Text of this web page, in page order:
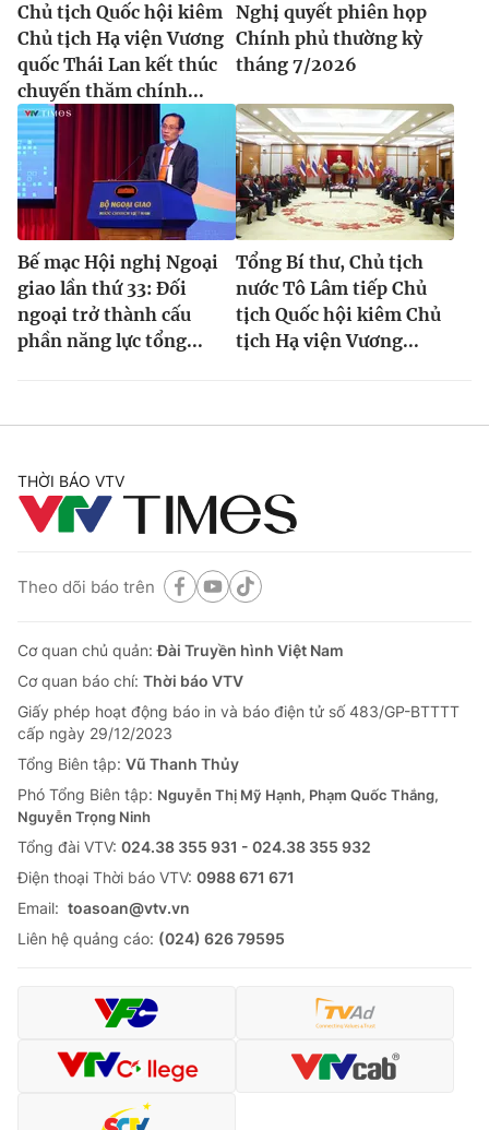
Chủ tịch Quốc hội kiêm
Chủ tịch Hạ viện Vương
quốc Thái Lan kết thúc
chuyến thăm chính...
Nghị quyết phiên họp
Chính phủ thường kỳ
tháng 7/2026
Bế mạc Hội nghị Ngoại
giao lần thứ 33: Đối
ngoại trở thành cấu
phần năng lực tổng...
Tổng Bí thư, Chủ tịch
nước Tô Lâm tiếp Chủ
tịch Quốc hội kiêm Chủ
tịch Hạ viện Vương...
THỜI BÁO VTV
Theo dõi báo trên
Cơ quan chủ quản:Đài Truyền hình Việt Nam
Cơ quan báo chí: Thời báo VTV
Giấy phép hoạt động báo in và báo điện tử số 483/GP-BTTTT
cấp ngày 29/12/2023
Tổng Biên tập: Vũ Thanh Thủy
Phó Tổng Biên tập: Nguyễn Thị Mỹ Hạnh, Phạm Quốc Thắng,
Nguyễn Trọng Ninh
Tổng đài VTV: 024.38 355 931 - 024.38 355 932
Ðiện thoại Thời báo VTV: 0988 671 671
Email: toasoan@vtv.vn
Liên hệ quảng cáo: (024) 626 79595